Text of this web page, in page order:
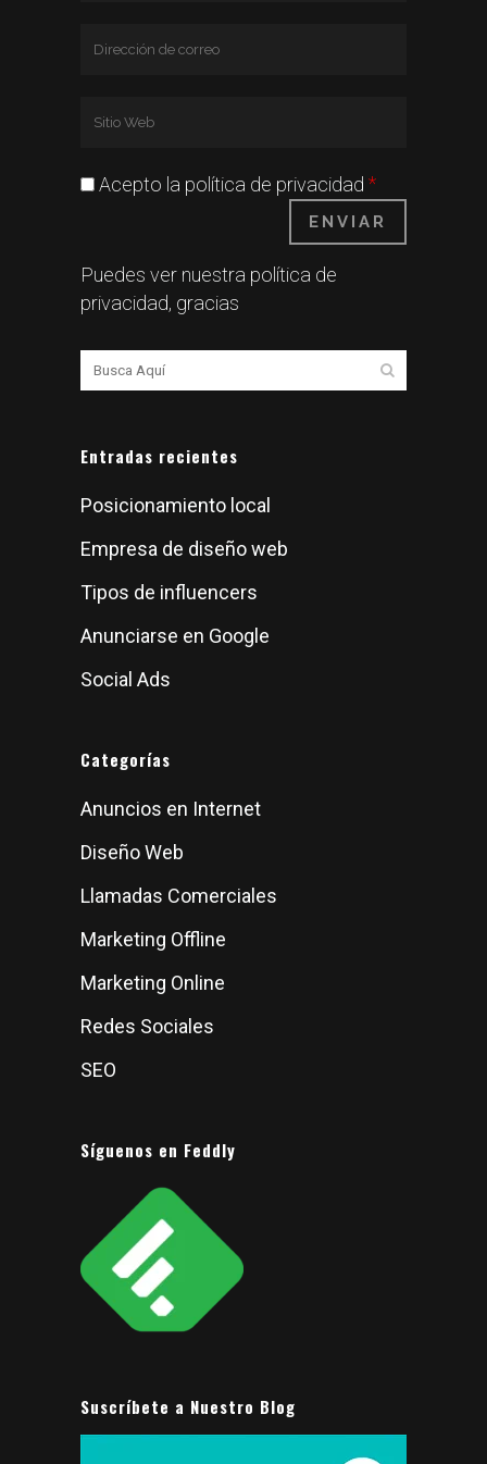
Acepto la política de privacidad *
Puedes ver nuestra política de
privacidad, gracias
Entradas recientes
Posicionamiento local
Empresa de diseño web
Tipos de influencers
Anunciarse en Google
Social Ads
Categorías
Anuncios en Internet
Diseño Web
Llamadas Comerciales
Marketing Offline
Marketing Online
Redes Sociales
SEO
Síguenos en Feddly
Suscríbete a Nuestro Blog